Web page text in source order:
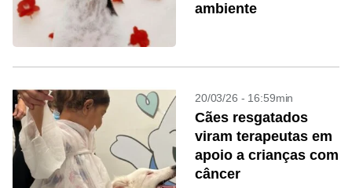
ambiente
20/03/26 - 16:59min
Cães resgatados
viram terapeutas em
apoio a crianças com
câncer